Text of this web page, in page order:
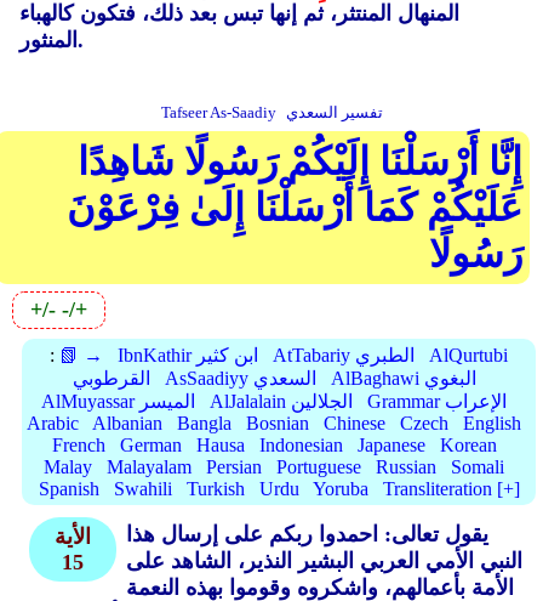
المنهال المنتثر، ثم إنها تبس بعد ذلك، فتكون كالهباء
المنثور.
Tafseer As-Saadiy تفسير السعدي
إِنَّا أَرْسَلْنَا إِلَيْكُمْ رَسُولًا شَاهِدًا
عَلَيْكُمْ كَمَا أَرْسَلْنَا إِلَىٰ فِرْعَوْنَ
رَسُولًا
+/- -/+
: 📗 → IbnKathir ابن كثير AtTabariy الطبري
AlQurtubi
القرطوبي
AsSaadiyy السعدي
AlBaghawi البغوي
AlMuyassar الميسر
AlJalalain الجلالين
Grammar الإعراب
Arabic
Albanian Bangla Bosnian Chinese Czech
English
French
German Hausa Indonesian Japanese
Korean
Malay
Malayalam Persian Portuguese Russian
Somali
Spanish
Swahili Turkish Urdu Yoruba Transliteration [+]
الأية
15
يقول تعالى: احمدوا ربكم على إرسال هذا
النبي الأمي العربي البشير النذير، الشاهد على
الأمة بأعمالهم، واشكروه وقوموا بهذه النعمة